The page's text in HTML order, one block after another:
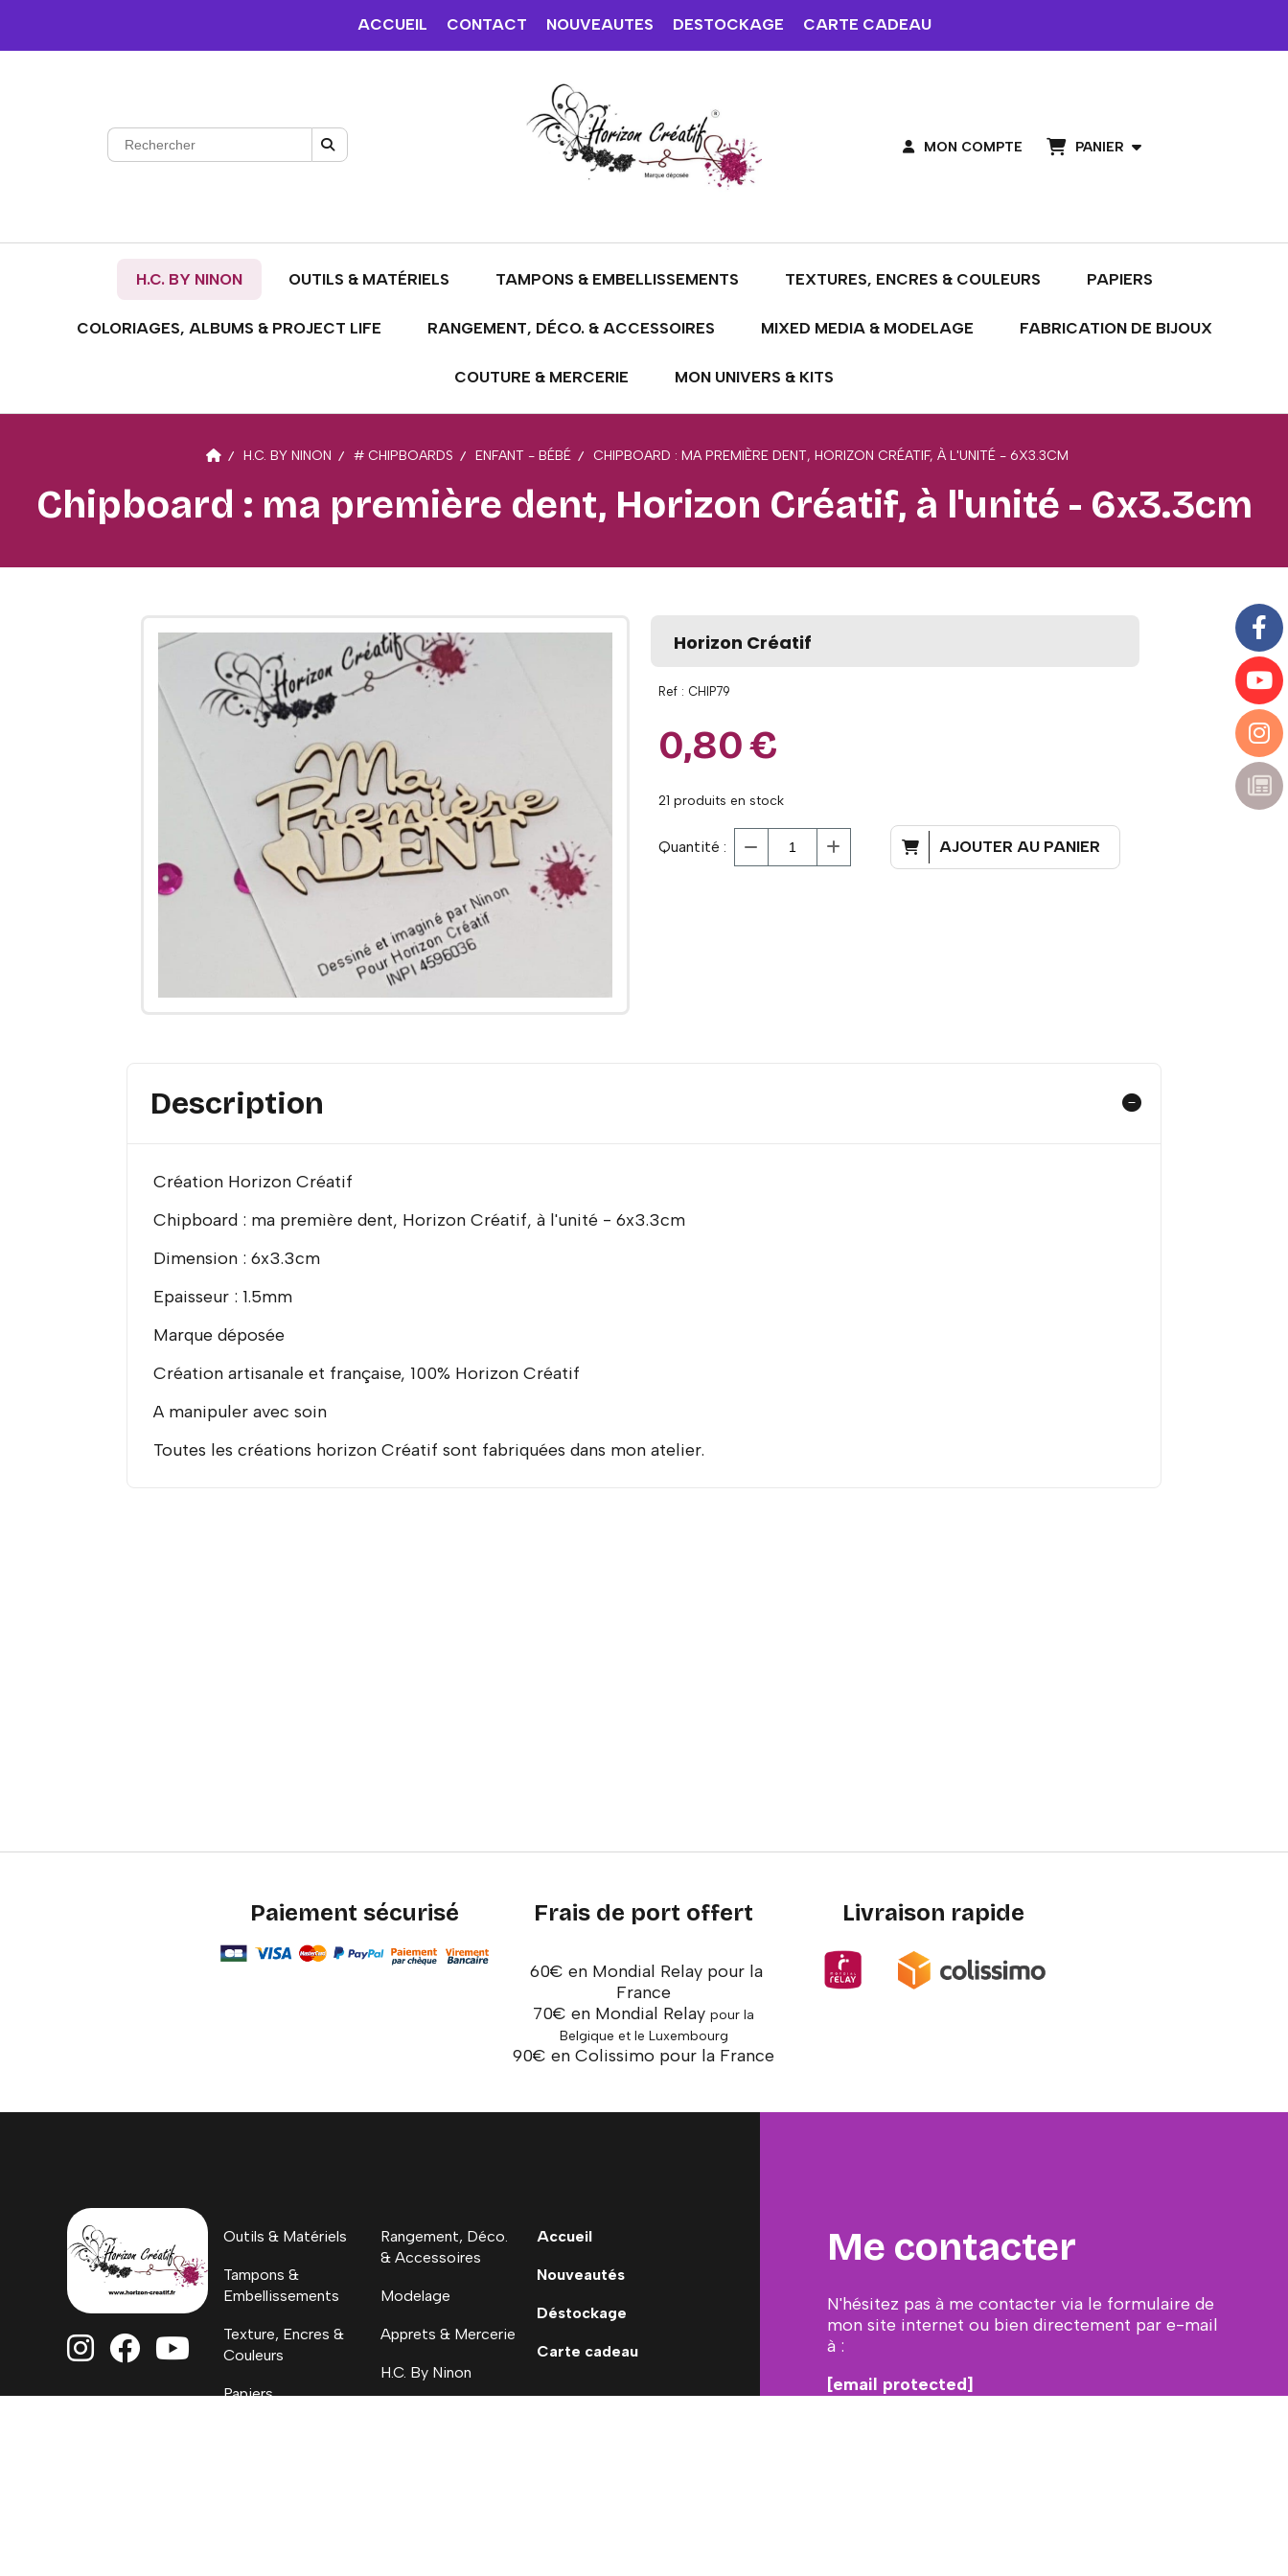
ACCUEIL CONTACT NOUVEAUTES DESTOCKAGE CARTE CADEAU
MON COMPTE PANIER
H.C. BY NINON OUTILS & MATÉRIELS TAMPONS & EMBELLISSEMENTS TEXTURES, ENCRES & COULEURS PAPIERS
COLORIAGES, ALBUMS & PROJECT LIFE RANGEMENT, DÉCO. & ACCESSOIRES MIXED MEDIA & MODELAGE FABRICATION DE BIJOUX
COUTURE & MERCERIE MON UNIVERS & KITS
H.C. BY NINON # CHIPBOARDS ENFANT - BÉBÉ CHIPBOARD : MA PREMIÈRE DENT, HORIZON CRÉATIF, À L'UNITÉ - 6X3.3CM
Chipboard : ma première dent, Horizon Créatif, à l'unité - 6x3.3cm
Horizon Créatif
Ref : CHIP79
0,80€
21 produits en stock
Quantité : AJOUTER AU PANIER
Description
Création Horizon Créatif
Chipboard : ma première dent, Horizon Créatif, à l'unité - 6x3.3cm
Dimension : 6x3.3cm
Epaisseur : 1.5mm
Marque déposée
Création artisanale et française, 100% Horizon Créatif
A manipuler avec soin
Toutes les créations horizon Créatif sont fabriquées dans mon atelier.
Paiement sécurisé Frais de port offert
60€ en Mondial Relay pour la
France
70€ en Mondial Relaypour la
Belgique et le Luxembourg
90€ en Colissimo pour la France
Livraison rapide
  
Outils & Matériels
Tampons &
Embellissements
Texture, Encres &
Couleurs
Papiers
Rangement, Déco.
& Accessoires
Modelage
Apprets & Mercerie
H.C. By Ninon
Accueil
Nouveautés
Déstockage
Carte cadeau
Me contacter
N'hésitez pas à me contacter via le formulaire de
mon site internet ou bien directement par e-mail
à :
[email protected]